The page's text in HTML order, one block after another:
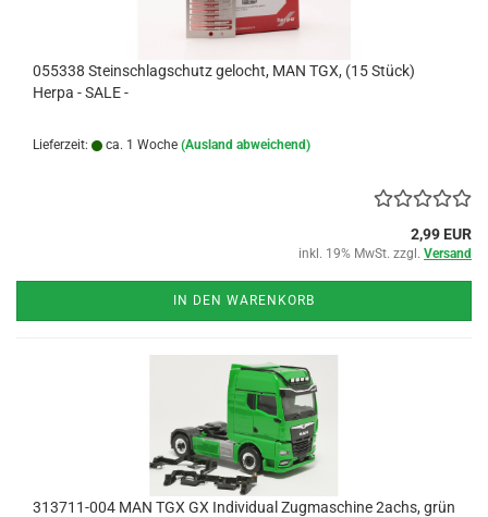
055338 Steinschlagschutz gelocht, MAN TGX, (15 Stück)
Herpa - SALE -
Lieferzeit: ca. 1 Woche (Ausland abweichend)
2,99 EUR
inkl. 19% MwSt. zzgl. Versand
IN DEN WARENKORB
313711-004 MAN TGX GX Individual Zugmaschine 2achs, grün